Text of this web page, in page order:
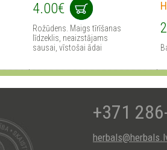
4.00€
Rožūdens. Maigs tīrīšanas
līdzeklis, neaizstājams
sausai, vīstošai ādai
+371